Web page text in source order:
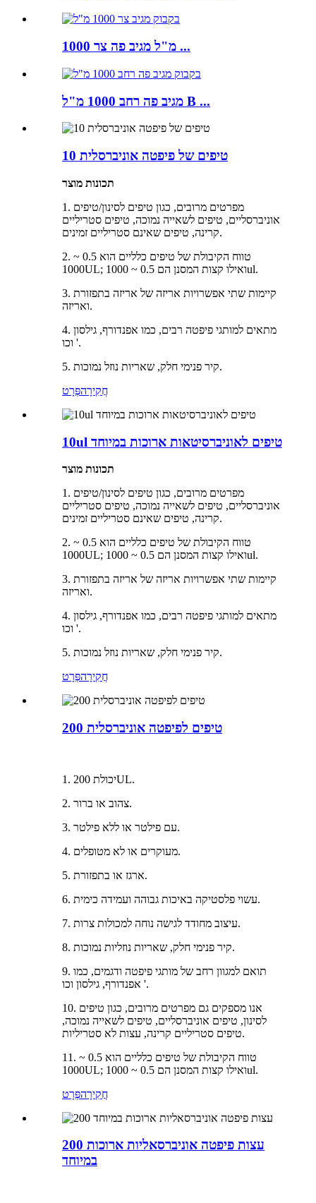
1000 מ"ל מגיב פה צר ...
מגיב פה רחב 1000 מ"ל B ...
10 טיפים של פיפטה אוניברסלית
תכונות מוצר
1. מפרטים מרובים, כגון טיפים לסינון/טיפים
אוניברסליים, טיפים לשאייה נמוכה, טיפים סטריליים
קרינה, טיפים שאינם סטריליים זמינים.
2. טווח הקיבולת של טיפים כלליים הוא 0.5 ~
1000UL; ואילו קצות המסנן הם 0.5 ~ 1000ul.
3. קיימות שתי אפשרויות אריזה של אריזה בתפזורת
ואריזה.
4. מתאים למותגי פיפטה רבים, כמו אפנדורף, גילסון
וכו '.
5. קיר פנימי חלק, שאריות נוזל נמוכות.
חֲקִירָהפְּרָט
10ul טיפים לאוניברסיטאות ארוכות במיוחד
תכונות מוצר
1. מפרטים מרובים, כגון טיפים לסינון/טיפים
אוניברסליים, טיפים לשאייה נמוכה, טיפים סטריליים
קרינה, טיפים שאינם סטריליים זמינים.
2. טווח הקיבולת של טיפים כלליים הוא 0.5 ~
1000UL; ואילו קצות המסנן הם 0.5 ~ 1000ul.
3. קיימות שתי אפשרויות אריזה של אריזה בתפזורת
ואריזה.
4. מתאים למותגי פיפטה רבים, כמו אפנדורף, גילסון
וכו '.
5. קיר פנימי חלק, שאריות נוזל נמוכות.
חֲקִירָהפְּרָט
200 טיפים לפיפטה אוניברסלית
1. יכולת 200UL.
2. צהוב או ברור.
3. עם פילטר או ללא פילטר.
4. מעוקרים או לא מטופלים.
5. ארגז או בתפזורת.
6. עשוי פלסטיקה באיכות גבוהה ועמידה כימית.
7. עיצוב מחודד לגישה נוחה למכולות צרות.
8. קיר פנימי חלק, שאריות נוזליות נמוכות.
9. תואם למגוון רחב של מותגי פיפטה ודגמים, כמו
אפנדורף, גילסון וכו '.
10. אנו מספקים גם מפרטים מרובים, כגון טיפים
לסינון, טיפים אוניברסליים, טיפים לשאייה נמוכה,
טיפים סטריליים קרינה, עצות לא סטריליות.
11. טווח הקיבולת של טיפים כלליים הוא 0.5 ~
1000UL; ואילו קצות המסנן הם 0.5 ~ 1000ul.
חֲקִירָהפְּרָט
200 עצות פיפטה אוניברסאליות ארוכות
במיוחד